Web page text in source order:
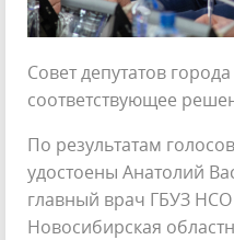
Совет депутатов
соответствующее
По результатам
удостоены Анатолий
главный врач ГБУЗ НСО
Новосибирская